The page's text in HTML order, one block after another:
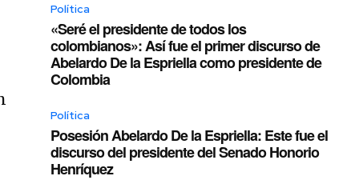
Política
«Seré el presidente de todos los
colombianos»: Así fue el primer discurso de
Abelardo De la Espriella como presidente de
Colombia
Política
Posesión Abelardo De la Espriella: Este fue el
discurso del presidente del Senado Honorio
Henríquez